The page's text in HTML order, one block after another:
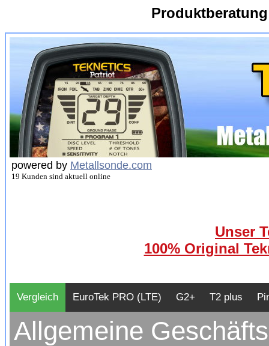
powered by Metallsonde.com
19 Kunden sind aktuell online
Unser
100% Original
Vergleich EuroTek PRO (LTE) G2+ T2 plus
Allgemeine